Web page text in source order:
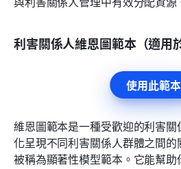
利害關係人維恩圖範本（適用
使用此範本
維恩圖範本是一種受歡迎的利害
化呈現不同利害關係人群體之間
被稱為顯著性模型範本。它能幫